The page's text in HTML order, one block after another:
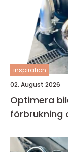
inspiration
02. August 2026
Optimera
förbrukning